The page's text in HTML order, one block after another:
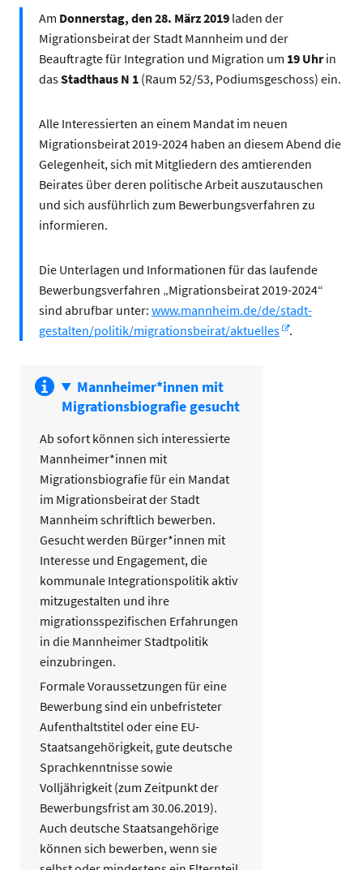
Am Donnerstag, den 28. März 2019laden der
Migrationsbeirat der Stadt Mannheim und der
Beauftragte für Integration und Migration um 19 Uhrin
dasStadthaus N 1(Raum 52/53, Podiumsgeschoss) ein.
Alle Interessierten an einem Mandat im neuen
Migrationsbeirat 2019-2024 haben an diesem Abend die
Gelegenheit, sich mit Mitgliedern des amtierenden
Beirates über deren politische Arbeit auszutauschen
und sich ausführlich zum Bewerbungsverfahren zu
informieren.
Die Unterlagen und Informationen für das laufende
Bewerbungsverfahren „Migrationsbeirat 2019-2024“
sind abrufbar unter: www.mannheim.de/de/stadt-
gestalten/politik/migrationsbeirat/aktuelles
.
Mannheimer*innen mit
Migrationsbiografie gesucht
Ab sofort können sich interessierte
Mannheimer*innen mit
Migrationsbiografie für ein Mandat
im Migrationsbeirat der Stadt
Mannheim schriftlich bewerben.
Gesucht werden Bürger*innen mit
Interesse und Engagement, die
kommunale Integrationspolitik aktiv
mitzugestalten und ihre
migrationsspezifischen Erfahrungen
in die Mannheimer Stadtpolitik
einzubringen.
Formale Voraussetzungen für eine
Bewerbung sind ein unbefristeter
Aufenthaltstitel oder eine EU-
Staatsangehörigkeit, gute deutsche
Sprachkenntnisse sowie
Volljährigkeit (zum Zeitpunkt der
Bewerbungsfrist am 30.06.2019).
Auch deutsche Staatsangehörige
können sich bewerben, wenn sie